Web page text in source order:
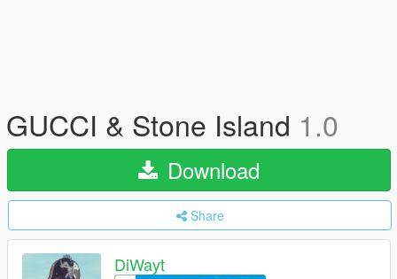
GUCCI & Stone Island 1.0
Download
Share
DiWayt